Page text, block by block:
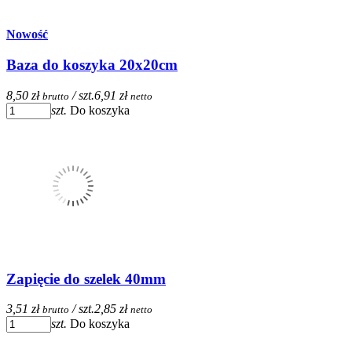
Nowość
Baza do koszyka 20x20cm
8,50 zł brutto / szt.6,91 zł netto
szt. Do koszyka
Zapięcie do szelek 40mm
3,51 zł brutto / szt.2,85 zł netto
szt. Do koszyka